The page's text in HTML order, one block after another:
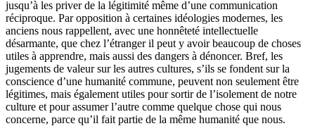
jusqu’à les priver de la légitimité même d’une communication
réciproque. Par opposition à certaines idéologies modernes, les
anciens nous rappellent, avec une honnêteté intellectuelle
désarmante, que chez l’étranger il peut y avoir beaucoup de choses
utiles à apprendre, mais aussi des dangers à dénoncer. Bref, les
jugements de valeur sur les autres cultures, s’ils se fondent sur la
conscience d’une humanité commune, peuvent non seulement être
légitimes, mais également utiles pour sortir de l’isolement de notre
culture et pour assumer l’autre comme quelque chose qui nous
concerne, parce qu’il fait partie de la même humanité que nous.